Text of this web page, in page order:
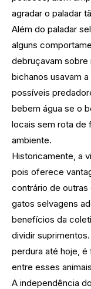
agradar o paladar
Além do paladar
alguns
debruçavam sobre
bichanos usavam
possíveis
bebem água se o
locais sem rota de
ambiente.
Historicamente, a
pois oferece
contrário de
gatos selvagens
benefícios da
dividir
perdura até hoje,
entre esses
A independência